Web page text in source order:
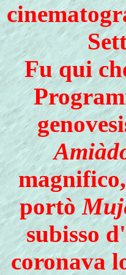
Fu qui
portò
subisso
coronava